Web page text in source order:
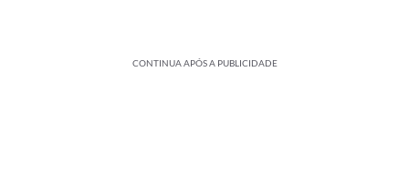
CONTINUA APÓS A PUBLICIDADE